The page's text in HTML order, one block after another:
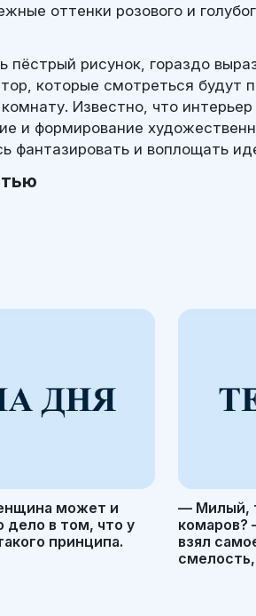
оттенки розового и
пёстрый рисунок, гораздо
которые смотреться будут
Известно, что
и формирование
фантазировать и воплощать
может и
дело в том, что у
принципа.
— Милый,
комаров?
взял